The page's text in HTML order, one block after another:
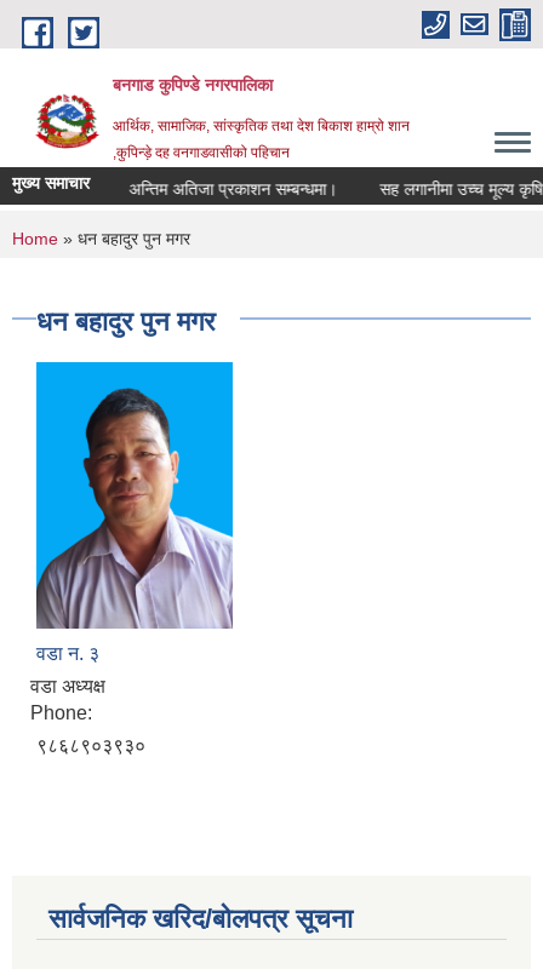
Skip to main content
बनगाड कुपिण्डे नगरपालिका
आर्थिक, सामाजिक, सांस्कृतिक तथा देश बिकाश हाम्रो शान
,कुपिन्ड़े दह वनगाडवासीको पहिचान
मुख्य समाचार अन्तिम अतिजा प्रकाशन सम्बन्धमा। सह लगानीमा उच्च मूल्य कृषिवस्तु
You are here
Home » धन बहादुर पुन मगर
धन बहादुर पुन मगर
वडा न. ३
वडा अध्यक्ष
Phone:
९८६८९०३९३०
सार्वजनिक खरिद/बोलपत्र सूचना